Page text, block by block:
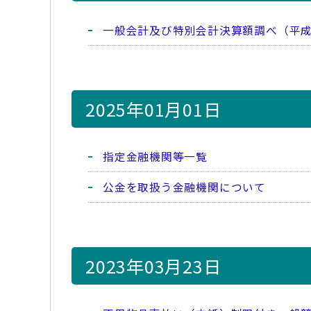
一般会計及び特別会計決算額調べ（平
2025年01月01日
指定金融機関等一覧
公金を取扱う金融機関について
2023年03月23日